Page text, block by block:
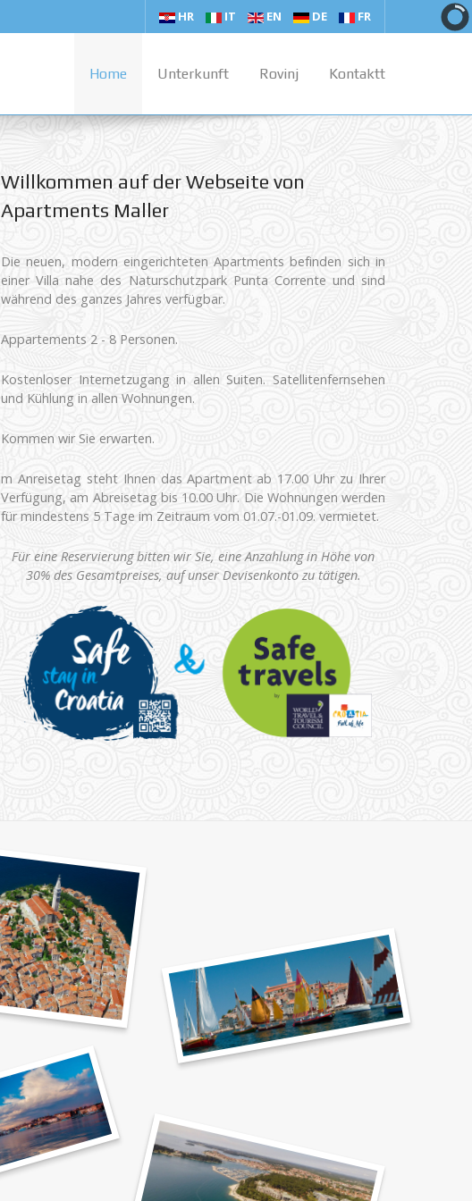
HR IT EN DE FR
Home Unterkunft Rovinj Kontaktt
Willkommen auf der Webseite von
Apartments Maller
Die neuen, modern eingerichteten Apartments befinden sich in
einer Villa nahe des Naturschutzpark Punta Corrente und sind
während des ganzes Jahres verfügbar.
Appartements 2 - 8 Personen.
Kostenloser Internetzugang in allen Suiten. Satellitenfernsehen
und Kühlung in allen Wohnungen.
Kommen wir Sie erwarten.
m Anreisetag steht Ihnen das Apartment ab 17.00 Uhr zu Ihrer
Verfügung, am Abreisetag bis 10.00 Uhr. Die Wohnungen werden
für mindestens 5 Tage im Zeitraum vom 01.07.-01.09. vermietet.
Für eine Reservierung bitten wir Sie, eine Anzahlung in Höhe von
30% des Gesamtpreises, auf unser Devisenkonto zu tätigen.